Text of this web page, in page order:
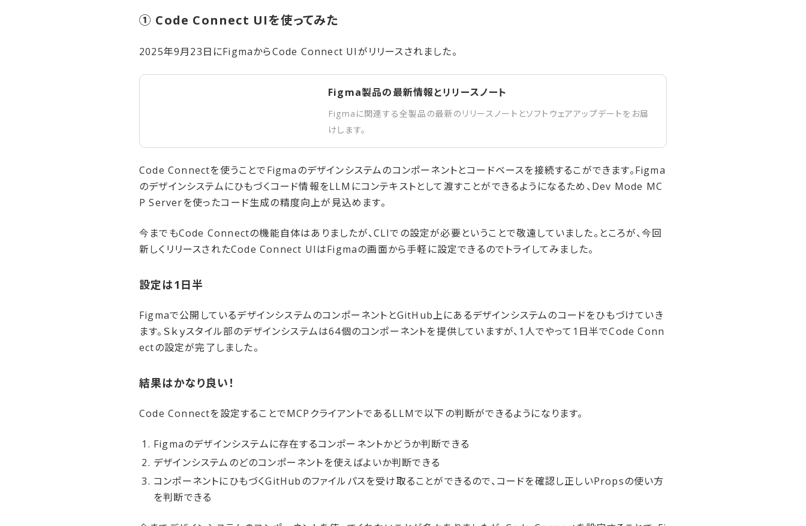
① Code Connect UIを​使ってみた
2025年9月23日にFigmaからCode Connect UIがリリースされました。
Figma製品の最新情報とリリースノート
Figmaに関連する全製品の最新のリリースノートとソフトウェアアップデートをお届
けします。
Code Connectを使うことでFigmaのデザインシステムのコンポーネントとコードベースを接続するこができます。Figma
のデザインシステムにひもづくコード情報をLLMにコンテキストとして渡すことができるようになるため、Dev Mode MC
P Serverを使ったコード生成の精度向上が見込めます。
今までもCode Connectの機能自体はありましたが、CLIでの設定が必要ということで敬遠していました。ところが、今回
新しくリリースされたCode Connect UIはFigmaの画面から手軽に設定できるのでトライしてみました。
設定は​1日半
Figmaで公開しているデザインシステムのコンポーネントとGitHub上にあるデザインシステムのコードをひもづけていき
ます。Ｓｋｙスタイル部のデザインシステムは64個のコンポーネントを提供していますが、1人でやって1日半でCode Conn
ectの設定が完了しました。
結果は​かなり​良い！
Code Connectを設定することでMCPクライアントであるLLMで以下の判断ができるようになります。
Figmaのデザインシステムに存在するコンポーネントかどうか判断できる
デザインシステムのどのコンポーネントを使えばよいか判断できる
コンポーネントにひもづくGitHubのファイルパスを受け取ることができるので、コードを確認し正しいPropsの使い方
を判断できる